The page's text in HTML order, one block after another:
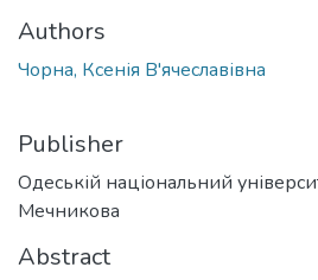
Authors
Чорна, Ксенія В'ячеславівна
Publisher
Одеській національний
Мечникова
Abstract